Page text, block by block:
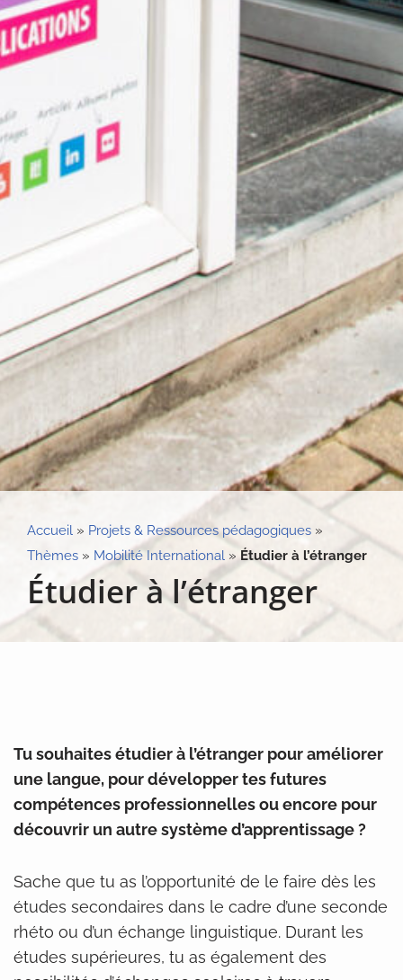
Accueil » Projets & Ressources pédagogiques »
Thèmes » Mobilité International »Étudier à l’étranger
Étudier à l’étranger
Tu souhaites étudier à l’étranger pour améliorer
une langue, pour développer tes futures
compétences professionnelles ou encore pour
découvrir un autre système d’apprentissage ?
Sache que tu as l’opportunité de le faire dès les
études secondaires dans le cadre d’une seconde
rhéto ou d’un échange linguistique. Durant les
études supérieures, tu as également des